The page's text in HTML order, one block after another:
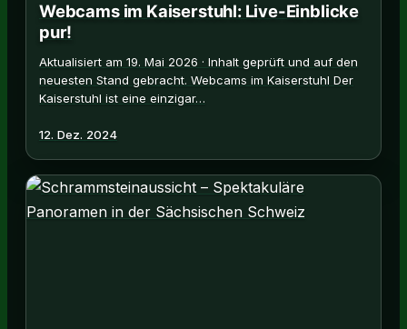
Webcams im Kaiserstuhl: Live-Einblicke
pur!
Aktualisiert am 19. Mai 2026 · Inhalt geprüft und auf den
neuesten Stand gebracht. Webcams im Kaiserstuhl Der
Kaiserstuhl ist eine einzigar…
12. Dez. 2024